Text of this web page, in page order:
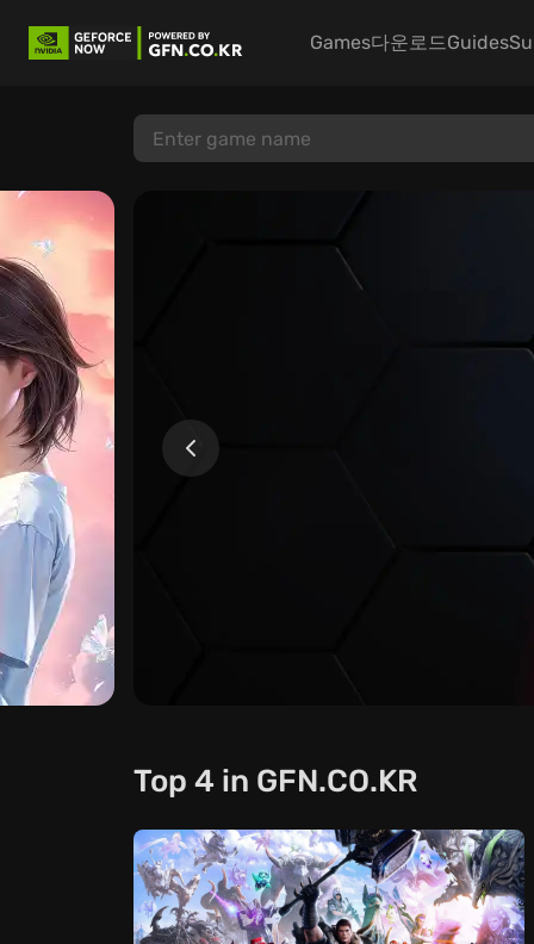
Games다운로드Guides
Game Catalog
GFN.CO.KR
험해 보세요
Top 4 in GFN.CO.KR